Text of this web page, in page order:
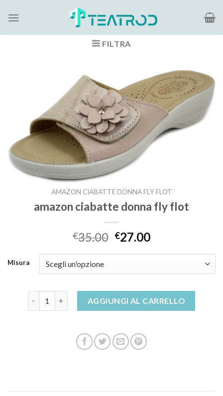
FILTRA
AMAZON CIABATTE DONNA FLY FLOT
amazon ciabatte donna fly flot
€35.00 €27.00
Misura
AGGIUNGI AL CARRELLO